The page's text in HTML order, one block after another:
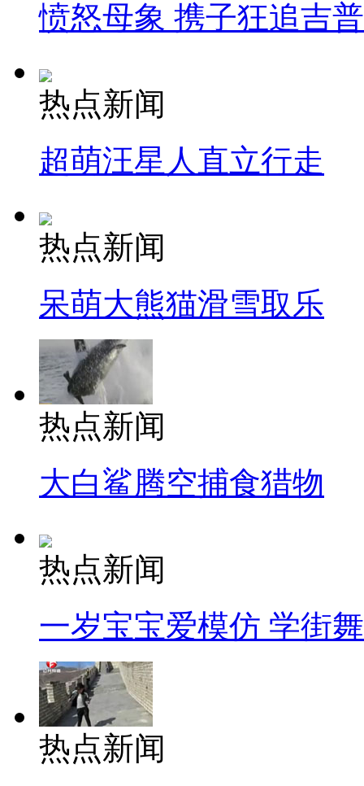
愤怒母象 携子狂追吉
热点新闻
超萌汪星人直立行走
热点新闻
呆萌大熊猫滑雪取乐
热点新闻
大白鲨腾空捕食猎物
热点新闻
一岁宝宝爱模仿 学街
热点新闻